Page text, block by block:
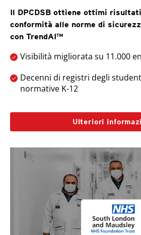
Il DPCDSB ottiene ottimi
conformità alle norme di
con TrendAI™
Visibilità migliorata su 11.000
Decenni di registri degli
normative K-12
Ulteriori